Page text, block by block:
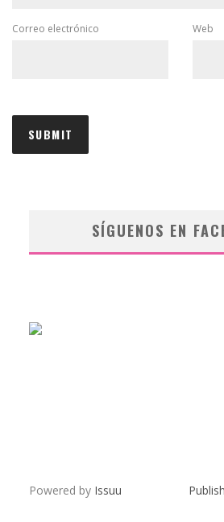
Correo electrónico Web
SÍGUENOS EN
Powered by Issuu